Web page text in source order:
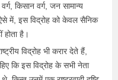
किसान वर्ग, जन सामान्य
में, इस विद्रोह को केवल सैनिक
होता है।
विद्रोह भी करार देते हैं,
कि इस विद्रोह के सभी नेता